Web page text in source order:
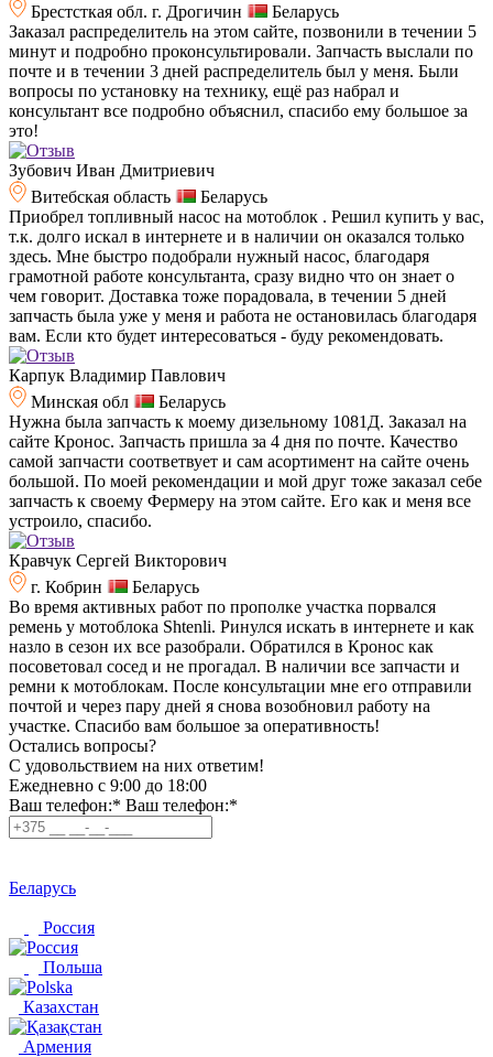
Брестсткая обл. г. Дрогичин
Беларусь
Заказал распределитель на этом сайте, позвонили в течении 5
минут и подробно проконсультировали. Запчасть выслали по
почте и в течении 3 дней распределитель был у меня. Были
вопросы по установку на технику, ещё раз набрал и
консультант все подробно объяснил, спасибо ему большое за
это!
Зубович Иван Дмитриевич
Витебская область
Беларусь
Приобрел топливный насос на мотоблок . Решил купить у вас,
т.к. долго искал в интернете и в наличии он оказался только
здесь. Мне быстро подобрали нужный насос, благодаря
грамотной работе консультанта, сразу видно что он знает о
чем говорит. Доставка тоже порадовала, в течении 5 дней
запчасть была уже у меня и работа не остановилась благодаря
вам. Если кто будет интересоваться - буду рекомендовать.
Карпук Владимир Павлович
Минская обл
Беларусь
Нужна была запчасть к моему дизельному 1081Д. Заказал на
сайте Кронос. Запчасть пришла за 4 дня по почте. Качество
самой запчасти соответвует и сам асортимент на сайте очень
большой. По моей рекомендации и мой друг тоже заказал себе
запчасть к своему Фермеру на этом сайте. Его как и меня все
устроило, спасибо.
Кравчук Сергей Викторович
г. Кобрин
Беларусь
Во время активных работ по прополке участка порвался
ремень у мотоблока Shtenli. Ринулся искать в интернете и как
назло в сезон их все разобрали. Обратился в Кронос как
посоветовал сосед и не прогадал. В наличии все запчасти и
ремни к мотоблокам. После консультации мне его отправили
почтой и через пару дней я снова возобновил работу на
участке. Спасибо вам большое за оперативность!
Остались вопросы?
C удовольствием на них ответим!
Ежедневно с 9:00 до 18:00
Ваш телефон:* Ваш телефон:*
Беларусь
Россия
Польша
Казахстан
Армения